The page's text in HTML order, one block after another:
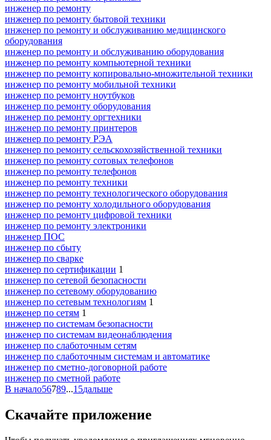
инженер по ремонту
инженер по ремонту бытовой техники
инженер по ремонту и обслуживанию медицинского
оборудования
инженер по ремонту и обслуживанию оборудования
инженер по ремонту компьютерной техники
инженер по ремонту копировально-множительной техники
инженер по ремонту мобильной техники
инженер по ремонту ноутбуков
инженер по ремонту оборудования
инженер по ремонту оргтехники
инженер по ремонту принтеров
инженер по ремонту РЭА
инженер по ремонту сельскохозяйственной техники
инженер по ремонту сотовых телефонов
инженер по ремонту телефонов
инженер по ремонту техники
инженер по ремонту технологического оборудования
инженер по ремонту холодильного оборудования
инженер по ремонту цифровой техники
инженер по ремонту электроники
инженер ПОС
инженер по сбыту
инженер по сварке
инженер по сертификации 1
инженер по сетевой безопасности
инженер по сетевому оборудованию
инженер по сетевым технологиям 1
инженер по сетям 1
инженер по системам безопасности
инженер по системам видеонаблюдения
инженер по слаботочным сетям
инженер по слаботочным системам и автоматике
инженер по сметно-договорной работе
инженер по сметной работе
В начало56789...15дальше
Скачайте приложение